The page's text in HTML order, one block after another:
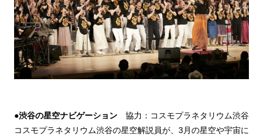
●渋谷の星空ナビゲーション協力：コスモプラネタリウム渋谷
コスモプラネタリウム渋谷の星空解説員が、3月の星空や宇宙に